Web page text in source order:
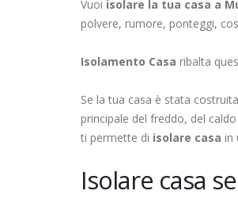
Vuoi isolare la tua casa a
polvere, rumore, ponteggi,
Isolamento Casa ribalta
Se la tua casa è stata
principale del freddo, del
ti permette di isolare casa in
Isolare casa